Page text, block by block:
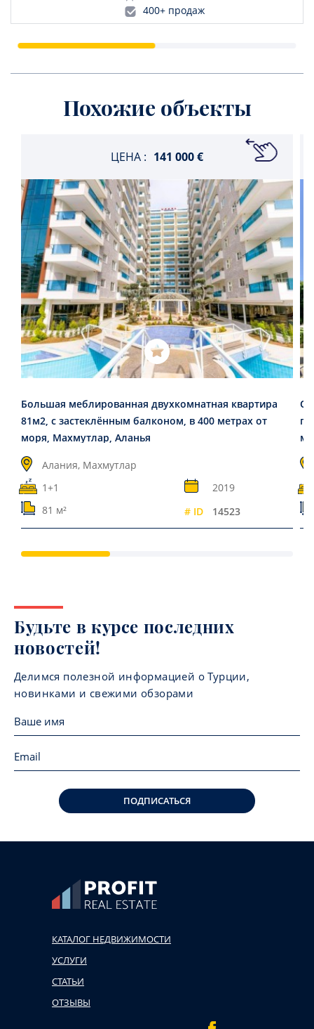
400+ продаж
Похожие объекты
ЦЕНА : 141 000 €
Большая меблированная двухкомнатная квартира
81м2, с застеклённым балконом, в 400 метрах от
моря, Махмутлар, Аланья
Алания, Махмутлар
1+1
2019
81 м²
# ID 14523
Будьте в курсе последних
новостей!
Делимся полезной информацией о Турции,
новинками и свежими обзорами
ПОДПИСАТЬСЯ
КАТАЛОГ НЕДВИЖИМОСТИ
УСЛУГИ
СТАТЬИ
ОТЗЫВЫ